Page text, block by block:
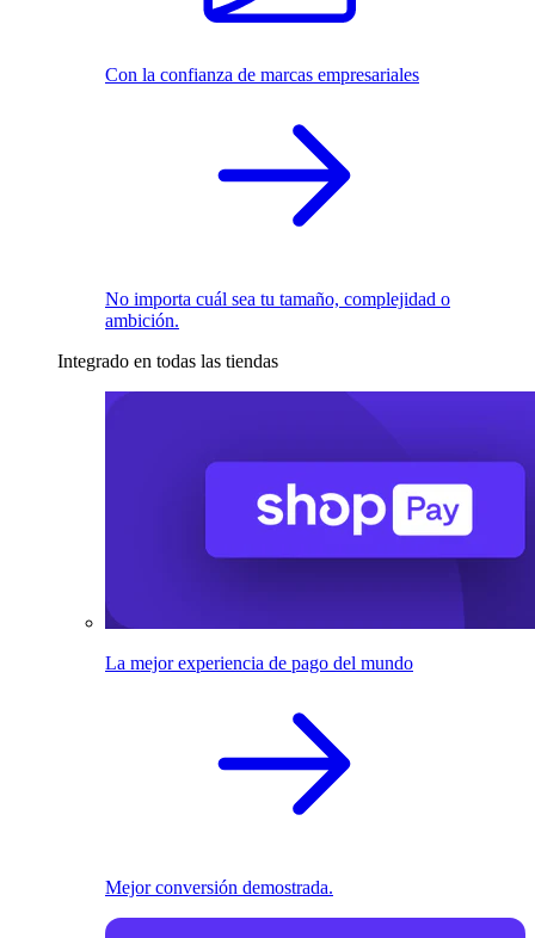
Con la confianza de marcas empresariales
No importa cuál sea tu tamaño, complejidad o
ambición.
Integrado en todas las tiendas
La mejor experiencia de pago del mundo
Mejor conversión demostrada.